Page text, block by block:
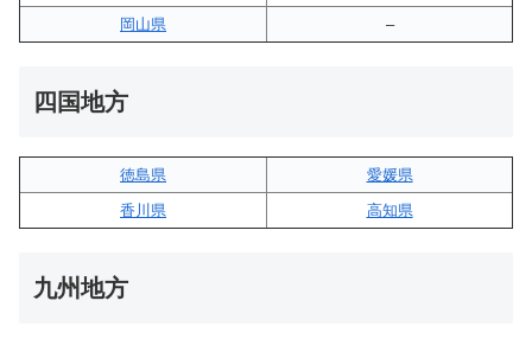
岡山県
–
四国地方
徳島県
愛媛県
香川県
高知県
九州地方